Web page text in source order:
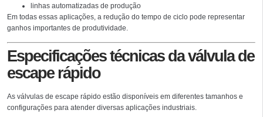
linhas automatizadas de produção
Em todas essas aplicações, a redução do tempo de ciclo pode representar
ganhos importantes de produtividade.
Especificações técnicas da válvula de
escape rápido
As válvulas de escape rápido estão disponíveis em diferentes tamanhos e
configurações para atender diversas aplicações industriais.